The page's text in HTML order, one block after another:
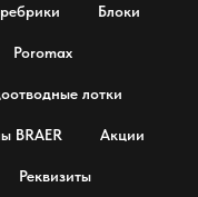
Блоки
Poromax
лотки
BRAER Акции
Реквизиты